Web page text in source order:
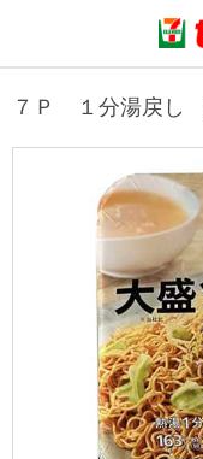
商品のご案内
商品のご案内トップ
今週の新商品
来週の新商品
商品カテゴリ一覧
セブンプレミアム
セール・キャンペー
サービス
サービストップ
nanacoトップ
マルチコピー機ででき
企業情報
企業情報トップ
ニュースリリース
私たちの取組み
サステナビリティ
７Ｐ １分湯戻し